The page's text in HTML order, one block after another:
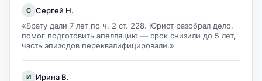
С Сергей Н.
«Брату дали 7 лет по ч. 2 ст. 228. Юрист разобрал дело,
помог подготовить апелляцию — срок снизили до 5 лет,
часть эпизодов переквалифицировали.»
И
Ирина В.